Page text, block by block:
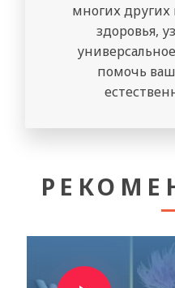
многих
здоровья,
помочь